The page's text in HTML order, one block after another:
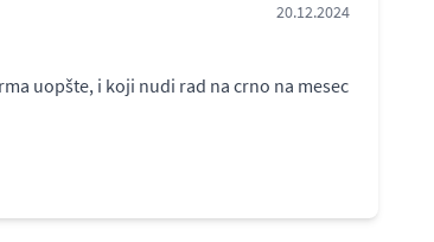
20.12.2024
uopšte, i koji nudi rad na crno na mesec